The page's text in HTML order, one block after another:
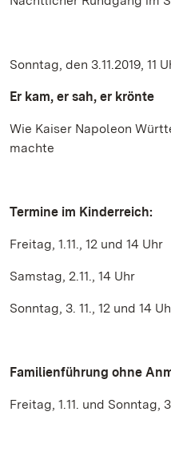
Sonntag, den 3.11.2019, 11
Er kam, er sah, er krönte
Wie Kaiser Napoleon
machte
Termine im Kinderreich:
Freitag, 1.11., 12 und 14 Uhr
Samstag, 2.11., 14 Uhr
Sonntag, 3. 11., 12 und 14
Familienführung ohne
Freitag, 1.11. und Sonntag,